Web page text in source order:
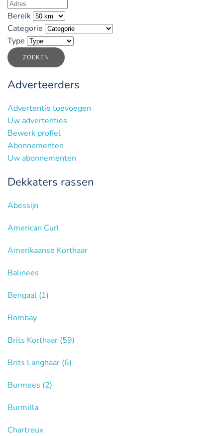
Bereik
Categorie
Type
ZOEKEN
Adverteerders
Advertentie toevoegen
Uw advertenties
Bewerk profiel
Abonnementen
Uw abonnementen
Dekkaters rassen
Abessijn
American Curl
Amerikaanse Korthaar
Balinees
Bengaal (1)
Bombay
Brits Korthaar (59)
Brits Langhaar (6)
Burmees (2)
Burmilla
Chartreux